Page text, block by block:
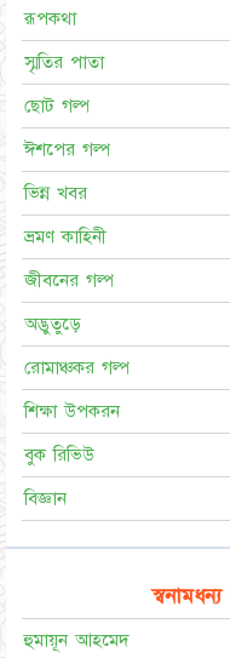
রূপকথা
স্মৃতির পাতা
ছোট গল্প
ঈশপের গল্প
ভিন্ন খবর
ভ্রমণ কাহিনী
জীবনের গল্প
অদ্ভুতুড়ে
রোমাঞ্চকর গল্প
শিক্ষা উপকরন
বুক রিভিউ
বিজ্ঞান
হুমায়ূন আহমেদ